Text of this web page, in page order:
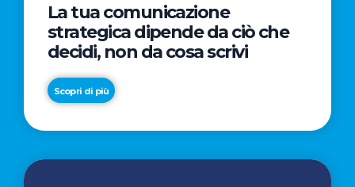
REGISTA
PREMIO
OSCAR®
La tua comunicazione
strategica dipende da ciò che
decidi, non da cosa scrivi
Scopri di più